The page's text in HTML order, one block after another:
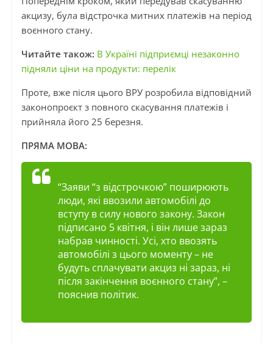
акцизу, була відстрочка митних платежів на період
воєнного стану.
Читайте також: В Україні підприємці незаконно
підняли ціни на продукти: перелік
Проте, вже після цього ВРУ розробила відповідний
законопроєкт з повного скасування платежів і
прийняла його 25 березня.
ПРЯМА МОВА:
“Заяви “з відстрочкою” поширюють
люди, які ввозили автомобілі до
вступу в силу нового закону. Закон
підписано 5 квітня, і він лише зараз
набрав чинності. Усі, хто ввозять
автомобілі з цього моменту – не
будуть сплачувати акциз ні зараз, ні
після закінчення воєнного стану”, –
пояснив політик.